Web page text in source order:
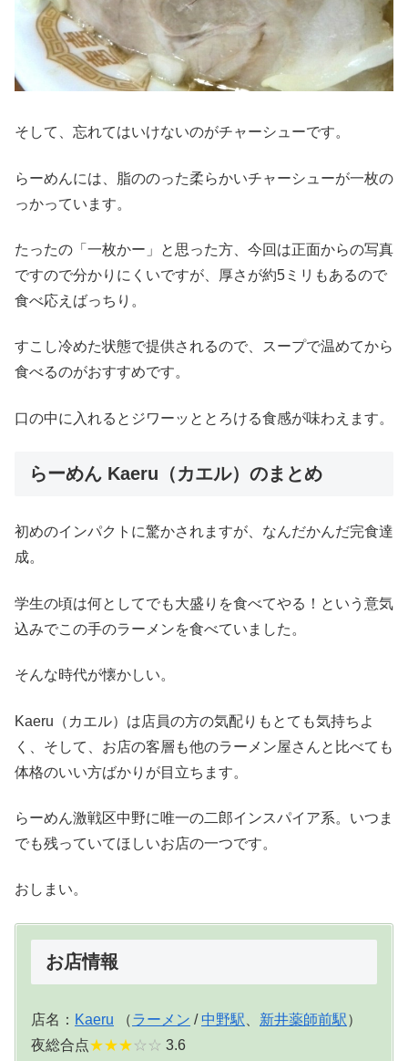
そして、忘れてはいけないのがチャーシューです。
らーめんには、脂ののった柔らかいチャーシューが一枚の
っかっています。
たったの「一枚かー」と思った方、今回は正面からの写真
ですので分かりにくいですが、厚さが約5ミリもあるので
食べ応えばっちり。
すこし冷めた状態で提供されるので、スープで温めてから
食べるのがおすすめです。
口の中に入れるとジワーッととろける食感が味わえます。
らーめん Kaeru（カエル）のまとめ
初めのインパクトに驚かされますが、なんだかんだ完食達
成。
学生の頃は何としてでも大盛りを食べてやる！という意気
込みでこの手のラーメンを食べていました。
そんな時代が懐かしい。
Kaeru（カエル）は店員の方の気配りもとても気持ちよ
く、そして、お店の客層も他のラーメン屋さんと比べても
体格のいい方ばかりが目立ちます。
らーめん激戦区中野に唯一の二郎インスパイア系。いつま
でも残っていてほしいお店の一つです。
おしまい。
お店情報
店名： Kaeru （ラーメン / 中野駅 新井薬師前駅）
夜総合点★★★☆☆ 3.6